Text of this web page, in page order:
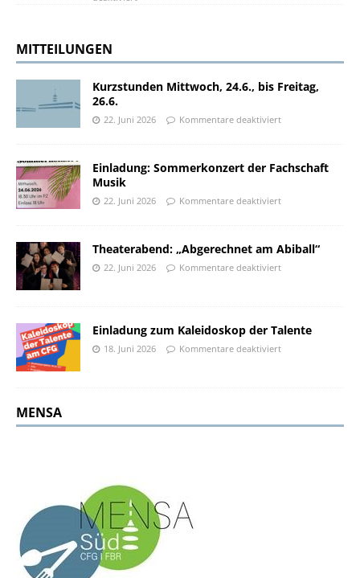
MITTEILUNGEN
Kurzstunden Mittwoch, 24.6., bis Freitag,
26.6.
22. Juni 2026 Kommentare deaktiviert
Einladung: Sommerkonzert der Fachschaft
Musik
22. Juni 2026 Kommentare deaktiviert
Theaterabend: „Abgerechnet am Abiball“
22. Juni 2026 Kommentare deaktiviert
Einladung zum Kaleidoskop der Talente
18. Juni 2026 Kommentare deaktiviert
MENSA